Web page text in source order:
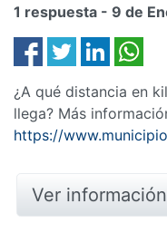
1 respuesta - 9 de
¿A qué distancia en
llega? Más
https://
Ver